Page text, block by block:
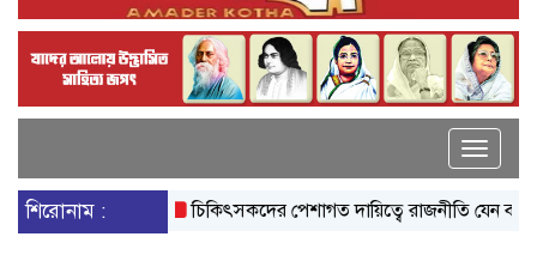
Toggle
শিরোনাম :
চিকিৎসকদের পেশাগত দায়িত্বে রাজনীতি যেন বাধা না হয়: